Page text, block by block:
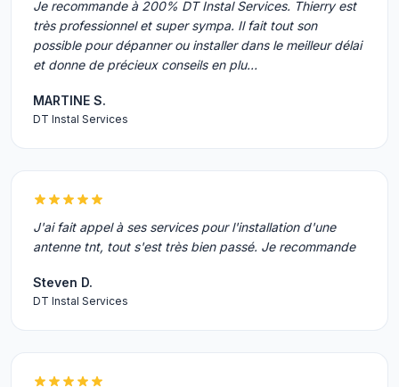
Je recommande à 200% DT Instal Services. Thierry est
très professionnel et super sympa. Il fait tout son
possible pour dépanner ou installer dans le meilleur délai
et donne de précieux conseils en plu…
MARTINE S.
DT Instal Services
J'ai fait appel à ses services pour l'installation d'une
antenne tnt, tout s'est très bien passé. Je recommande
Steven D.
DT Instal Services